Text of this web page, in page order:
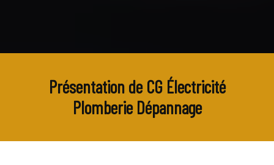
Présentation de CG Électricité
Plomberie Dépannage